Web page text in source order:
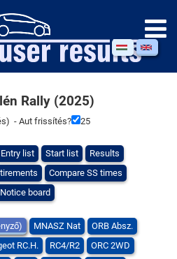
Rally (2025)
) - Aut frissítés? 24
Entry list Start list
Results
Compare SS times
Notice board
MNASZ Nat
ORB Absz.
RC.H. RC4/R2
ORC 2WD